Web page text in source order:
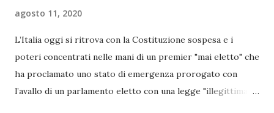
agosto 11, 2020
L’Italia oggi si ritrova con la Costituzione sospesa e i
poteri concentrati nelle mani di un premier "mai eletto" che
ha proclamato uno stato di emergenza prorogato con
l’avallo di un parlamento eletto con una legge "illegittima"